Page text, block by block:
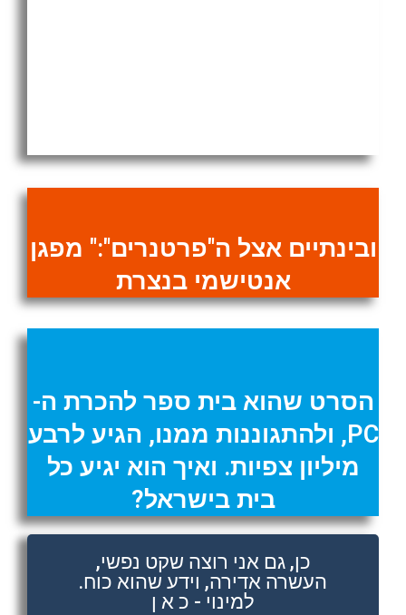
ובינתיים אצל ה"פרטנרים":" מפגן
אנטישמי בנצרת
הסרט שהוא בית ספר להכרת ה-
PC, ולהתגוננות ממנו, הגיע לרבע
מיליון צפיות. ואיך הוא יגיע כל
בית בישראל?
כן, גם אני רוצה שקט נפשי,
העשרה אדירה, וידע שהוא כוח.
למינוי - כ א ן